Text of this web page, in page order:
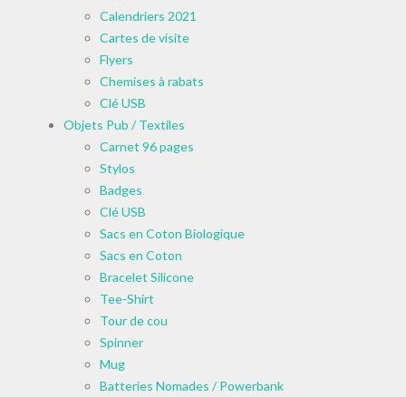
Calendriers 2021
Cartes de visite
Flyers
Chemises à rabats
Clé USB
Objets Pub / Textiles
Carnet 96 pages
Stylos
Badges
Clé USB
Sacs en Coton Biologique
Sacs en Coton
Bracelet Silicone
Tee-Shirt
Tour de cou
Spinner
Mug
Batteries Nomades / Powerbank